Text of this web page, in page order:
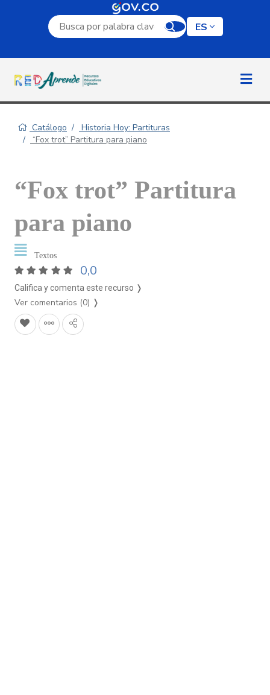
Campo de búsqueda por palabra clave
ES
Catálogo
Historia Hoy: Partituras
“Fox trot” Partitura para piano
“Fox trot” Partitura
para piano
Textos
0,0
Califica y comenta este recurso ❭
Ver comentarios (0) ❭